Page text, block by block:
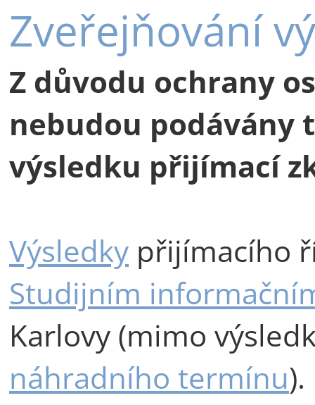
Zveřejňování
Z důvodu ochrany
nebudou podávány
výsledku přijímací
Výsledky přijímacího
Studijním
Karlovy (mimo
náhradního termínu).